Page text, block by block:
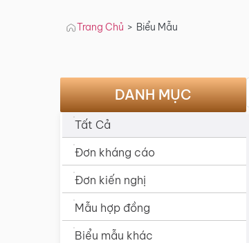
Trang Chủ > Biểu Mẫu
DANH MỤC
Tất Cả
Đơn kháng cáo
Đơn kiến nghị
Mẫu hợp đồng
Biểu mẫu khác